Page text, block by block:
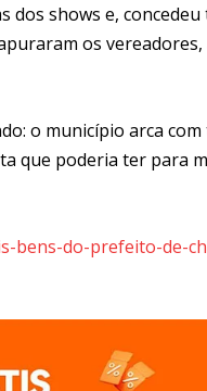
dos shows e,
os
o município arca
que poderia ter para
bens-do-prefeito-de-